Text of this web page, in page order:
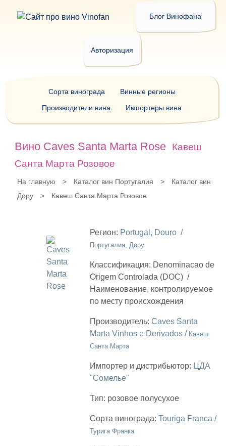
Блог Винофана
Авторизация
Вино Caves Santa Marta Rose
Кавеш
Санта Марта Розовое
На главную > Каталог вин Португалия >
Каталог вин
Дору
> Кавеш Санта Марта Розовое
Регион: Portugal, Douro /
Португалия, Дору
Классификация: Denominacao de
Origem Controlada (DOC) /
Наименование, контролируемое
по месту происхождения
Производитель: Caves Santa
Marta Vinhos e Derivados / Кавеш
Санта Марта
Импортер и дистрибьютор: ЦДА
"Сомелье"
Тип: розовое полусухое
Сорта винограда: Touriga Franca /
Турига Франка
Сорта винограда
Винные регионы
Производители вина
Импортеры вина